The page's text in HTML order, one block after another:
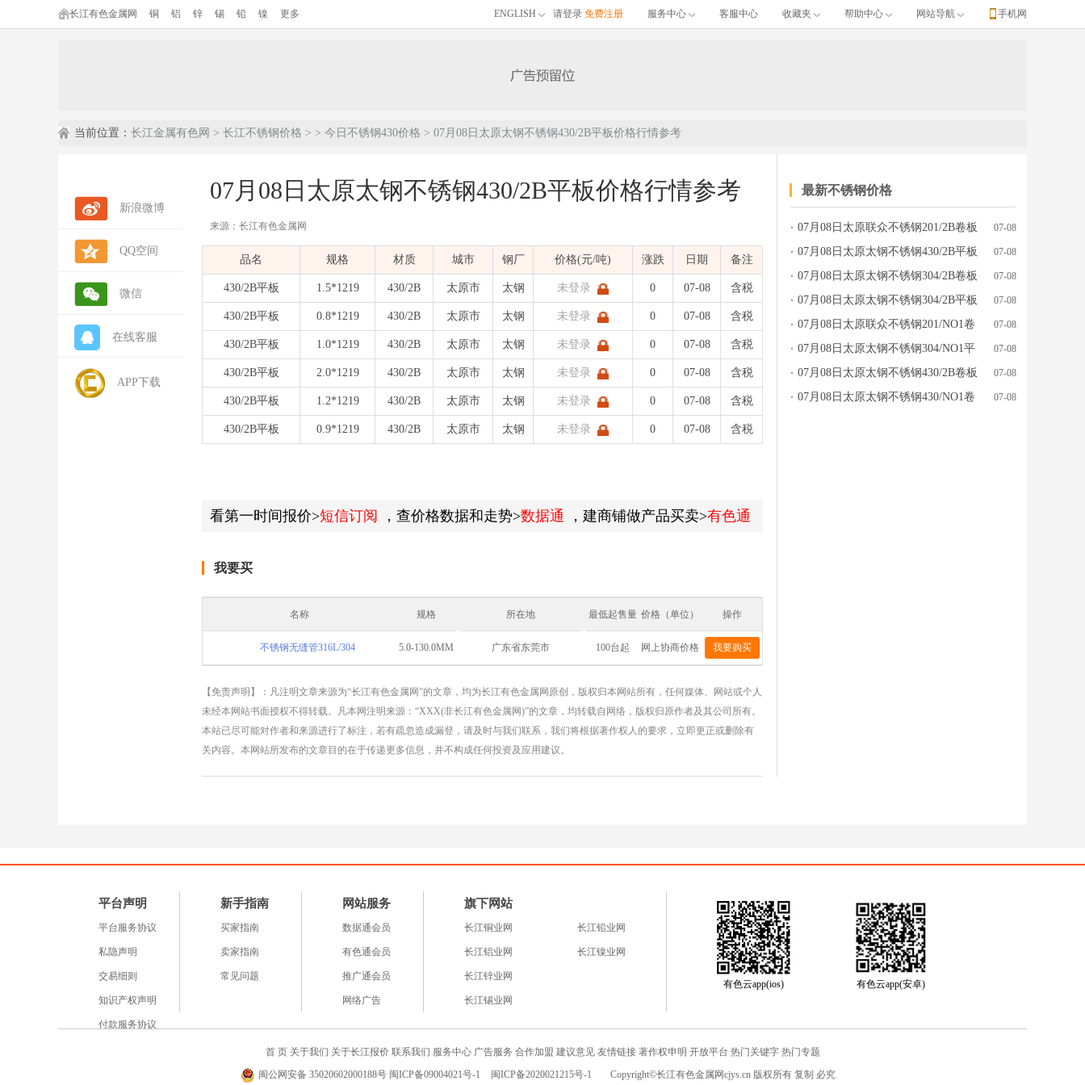
长江有色金属网 铜 铝 锌 锡 铅 镍 更多 ENGLISH 请登录 免费注册 服务中心 客服中心 收藏夹 帮助中心 网站导航 手机网
当前位置： 长江金属有色网 > 长江不锈钢价格 > > 今日不锈钢430价格 > 07月08日太原太钢不锈钢430/2B平板价格行情参考
新浪微博
QQ空间
微信
在线客服
APP下载
07月08日太原太钢不锈钢430/2B平板价格行情参考
来源：长江有色金属网
本文为长江有色金属网发布的07月08日太原太钢不锈钢430/2B平板价格行情参考，包含品名、材质、价格区间、单位、涨跌、产地牌号、发布日期等完整行情数据。
数据类型：现货市场报价 | 行情参考 | 不锈钢价格
品名 规格 材质 城市 钢厂 价格(元/吨) 涨跌 日期 备注
430/2B平板 1.5*1219 430/2B 太原市 太钢 未登录 0 07-08 含税
430/2B平板 0.8*1219 430/2B 太原市 太钢 未登录 0 07-08 含税
430/2B平板 1.0*1219 430/2B 太原市 太钢 未登录 0 07-08 含税
430/2B平板 2.0*1219 430/2B 太原市 太钢 未登录 0 07-08 含税
430/2B平板 1.2*1219 430/2B 太原市 太钢 未登录 0 07-08 含税
430/2B平板 0.9*1219 430/2B 太原市 太钢 未登录 0 07-08 含税
看第一时间报价>短信订阅 ，查价格数据和走势>数据通 ，建商铺做产品买卖>有色通
我要买
名称 规格 所在地 最低起售量 价格（单位） 操作
不锈钢无缝管316L/304 5.0-130.0MM 广东省东莞市 100台起 网上协商价格 我要购买
【免责声明】：凡注明文章来源为“长江有色金属网”的文章，均为长江有色金属网原创，版权归本网站所有，任何媒体、网站或个人
未经本网站书面授权不得转载。凡本网注明来源：“XXX(非长江有色金属网)”的文章，均转载自网络，版权归原作者及其公司所有。
本站已尽可能对作者和来源进行了标注，若有疏忽造成漏登，请及时与我们联系，我们将根据著作权人的要求，立即更正或删除有
关内容。本网站所发布的文章目的在于传递更多信息，并不构成任何投资及应用建议。
最新不锈钢价格
07月08日太原联众不锈钢201/2B卷板
价格行情参考
07-08
07月08日太原太钢不锈钢430/2B平板
价格行情参考
07-08
07月08日太原太钢不锈钢304/2B卷板
价格行情参考
07-08
07月08日太原太钢不锈钢304/2B平板
价格行情参考
07-08
07月08日太原联众不锈钢201/NO1卷
板价格行情参考
07-08
07月08日太原太钢不锈钢304/NO1平
板价格行情参考
07-08
07月08日太原太钢不锈钢430/2B卷板
价格行情参考
07-08
07月08日太原太钢不锈钢430/NO1卷
07-08
平台声明
平台服务协议
私隐声明
交易细则
知识产权声明
付款服务协议
新手指南
买家指南
卖家指南
常见问题
网站服务
数据通会员
有色通会员
推广通会员
网络广告
旗下网站
长江铜业网
长江铝业网
长江锌业网
长江锡业网
长江铅业网
长江镍业网
有色云app(ios) 有色云app(安卓)
首 页 关于我们 关于长江报价 联系我们 服务中心 广告服务 合作加盟 建议意见 友情链接 著作权申明 开放平台 热门关键字 热门专题
闽公网安备 35020602000188号 闽ICP备09004021号-1
闽ICP备2020021215号-1 Copyright©长江有色金属网cjys.cn 版权所有 复制 必究